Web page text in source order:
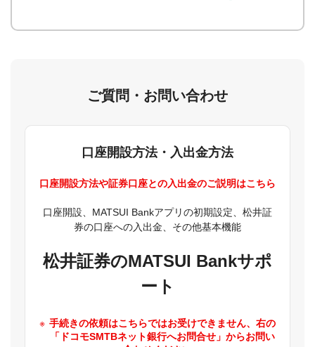
ご質問・お問い合わせ
口座開設方法・入出金方法
口座開設方法や証券口座との入出金のご説明はこちら
口座開設、MATSUI Bankアプリの初期設定、松井証
券の口座への入出金、その他基本機能
松井証券のMATSUI Bankサポ
ート
手続きの依頼はこちらではお受けできません、右の
「ドコモSMTBネット銀行へお問合せ」からお問い